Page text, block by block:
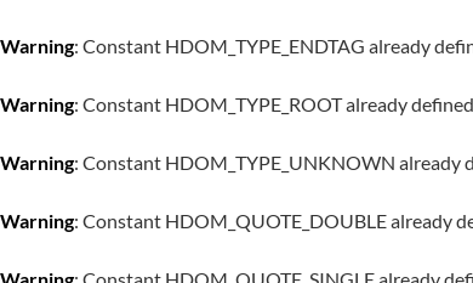
Warning: Constant HDOM_TYPE_ENDTAG already
Warning: Constant HDOM_TYPE_ROOT already
Warning: Constant HDOM_TYPE_UNKNOWN already
Warning: Constant HDOM_QUOTE_DOUBLE already